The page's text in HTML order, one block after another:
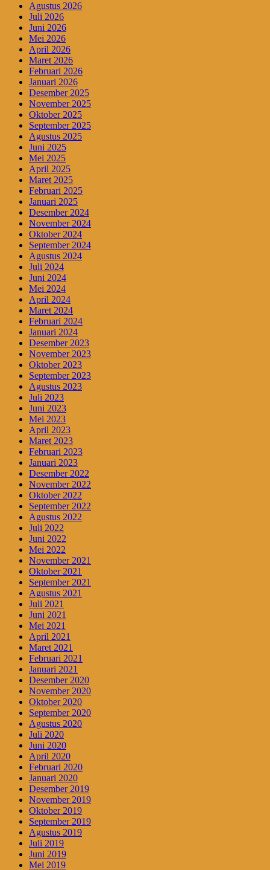
Agustus 2026
Juli 2026
Juni 2026
Mei 2026
April 2026
Maret 2026
Februari 2026
Januari 2026
Desember 2025
November 2025
Oktober 2025
September 2025
Agustus 2025
Juni 2025
Mei 2025
April 2025
Maret 2025
Februari 2025
Januari 2025
Desember 2024
November 2024
Oktober 2024
September 2024
Agustus 2024
Juli 2024
Juni 2024
Mei 2024
April 2024
Maret 2024
Februari 2024
Januari 2024
Desember 2023
November 2023
Oktober 2023
September 2023
Agustus 2023
Juli 2023
Juni 2023
Mei 2023
April 2023
Maret 2023
Februari 2023
Januari 2023
Desember 2022
November 2022
Oktober 2022
September 2022
Agustus 2022
Juli 2022
Juni 2022
Mei 2022
November 2021
Oktober 2021
September 2021
Agustus 2021
Juli 2021
Juni 2021
Mei 2021
April 2021
Maret 2021
Februari 2021
Januari 2021
Desember 2020
November 2020
Oktober 2020
September 2020
Agustus 2020
Juli 2020
Juni 2020
April 2020
Februari 2020
Januari 2020
Desember 2019
November 2019
Oktober 2019
September 2019
Agustus 2019
Juli 2019
Juni 2019
Mei 2019